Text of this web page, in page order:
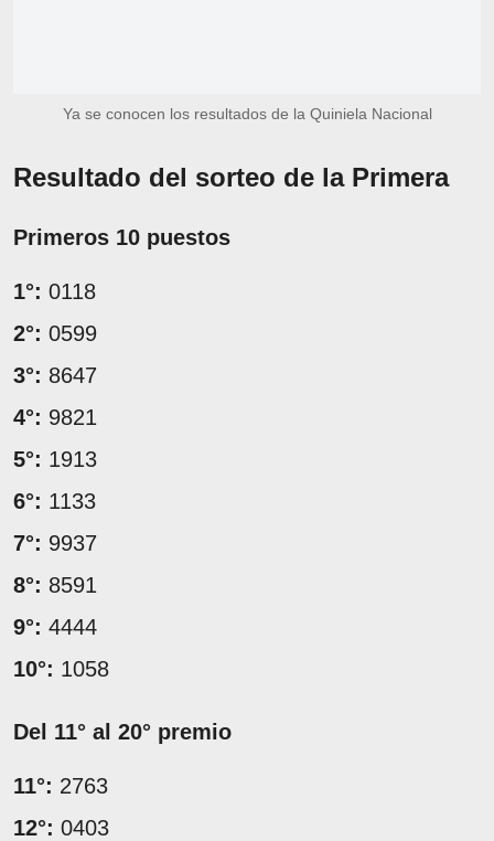
Ya se conocen los resultados de la Quiniela Nacional
Resultado del sorteo de la Primera
Primeros 10 puestos
1°: 0118
2°: 0599
3°: 8647
4°: 9821
5°: 1913
6°: 1133
7°: 9937
8°: 8591
9°: 4444
10°: 1058
Del 11° al 20° premio
11°: 2763
12°: 0403